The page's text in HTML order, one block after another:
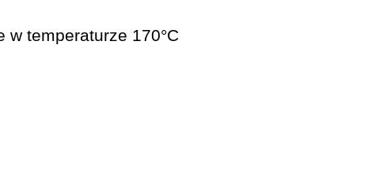
w temperaturze 170°C